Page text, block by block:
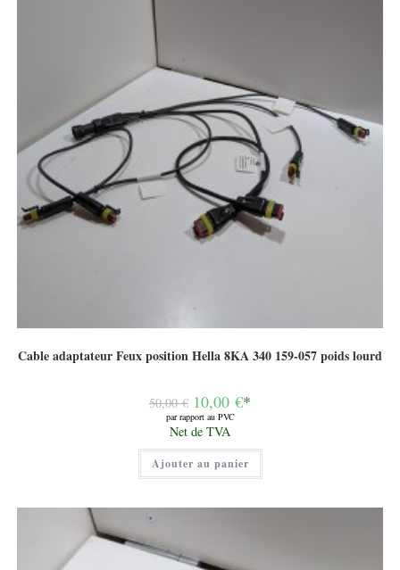
Cable adaptateur Feux position Hella 8KA 340 159-057 poids lourd
50,00€ Le
prix
initial
était :
50,00 €.
10,00 €*
par rapport au PVC
Le
prix
actuel
est :
10,00 €.
Net de TVA
Ajouter au panier